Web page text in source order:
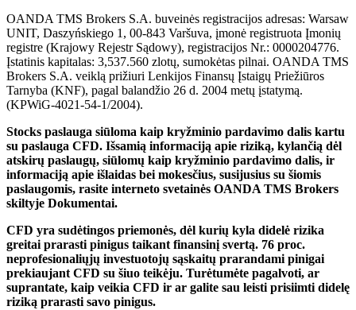
OANDA TMS Brokers S.A. buveinės registracijos adresas: Warsaw
UNIT, Daszyńskiego 1, 00-843 Varšuva, įmonė registruota Įmonių
registre (Krajowy Rejestr Sądowy), registracijos Nr.: 0000204776.
Įstatinis kapitalas: 3,537.560 zlotų, sumokėtas pilnai. OANDA TMS
Brokers S.A. veiklą prižiuri Lenkijos Finansų Įstaigų Priežiūros
Tarnyba (KNF), pagal balandžio 26 d. 2004 metų įstatymą.
(KPWiG-4021-54-1/2004).
Stocks paslauga siūloma kaip kryžminio pardavimo dalis kartu
su paslauga CFD. Išsamią informaciją apie riziką, kylančią dėl
atskirų paslaugų, siūlomų kaip kryžminio pardavimo dalis, ir
informaciją apie išlaidas bei mokesčius, susijusius su šiomis
paslaugomis, rasite interneto svetainės OANDA TMS Brokers
skiltyje Dokumentai.
CFD yra sudėtingos priemonės, dėl kurių kyla didelė rizika
greitai prarasti pinigus taikant finansinį svertą. 76 proc.
neprofesionaliųjų investuotojų sąskaitų prarandami pinigai
prekiaujant CFD su šiuo teikėju. Turėtumėte pagalvoti, ar
suprantate, kaip veikia CFD ir ar galite sau leisti prisiimti didelę
riziką prarasti savo pinigus.